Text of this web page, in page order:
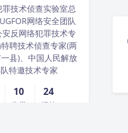
技术侦查实验室总
网络安全团队
反网络犯罪技术专
聘技术侦查专家(两
县)、中国人民解放
特邀技术专家
10
分类
24
标签